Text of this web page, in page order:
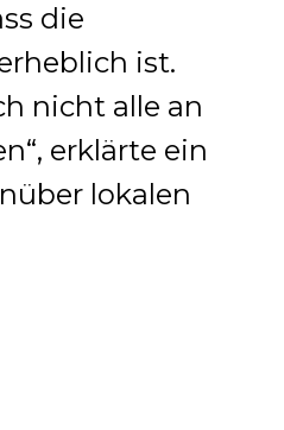
die
ist.
nicht alle an
erklärte ein
lokalen